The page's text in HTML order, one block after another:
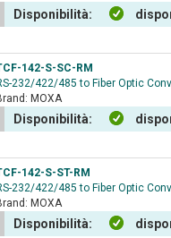
Disponibilità:
142-S-SC-RM
232/422/485 to Fiber Optic
MOXA
Disponibilità:
142-S-ST-RM
232/422/485 to Fiber Optic
MOXA
Disponibilità: